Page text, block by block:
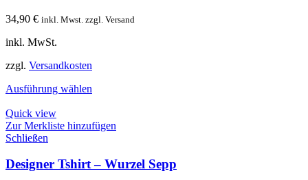
34,90 € inkl. Mwst. zzgl. Versand
inkl. MwSt.
zzgl. Versandkosten
Ausführung wählen
Quick view
Zur Merkliste hinzufügen
Schließen
Designer Tshirt – Wurzel Sepp